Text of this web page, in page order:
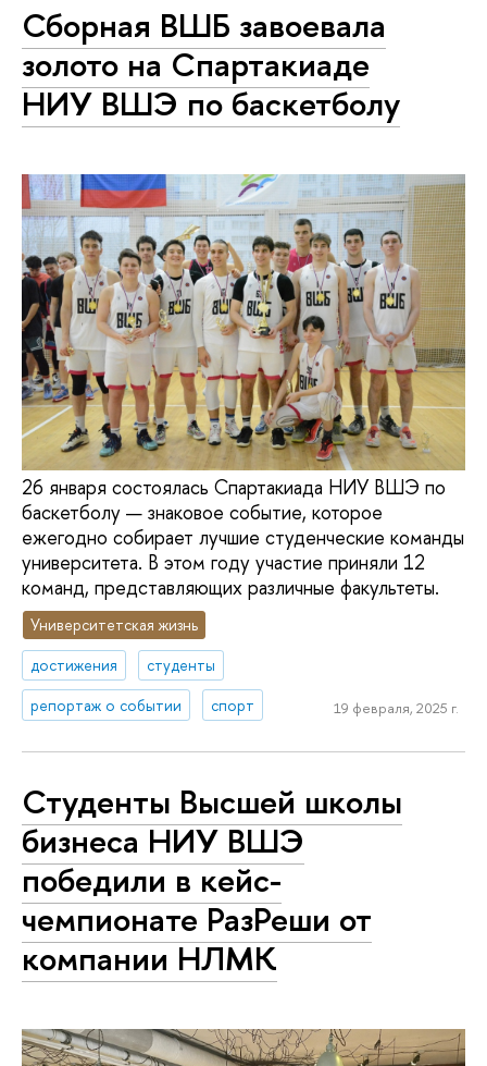
Сборная ВШБ завоевала
золото на Спартакиаде
НИУ ВШЭ по баскетболу
26 января состоялась Спартакиада НИУ ВШЭ по
баскетболу — знаковое событие, которое
ежегодно собирает лучшие студенческие команды
университета. В этом году участие приняли 12
команд, представляющих различные факультеты.
Университетская жизнь
достижения
студенты
репортаж о событии
спорт 19 февраля, 2025 г.
Студенты Высшей школы
бизнеса НИУ ВШЭ
победили в кейс-
чемпионате РазРеши от
компании НЛМК